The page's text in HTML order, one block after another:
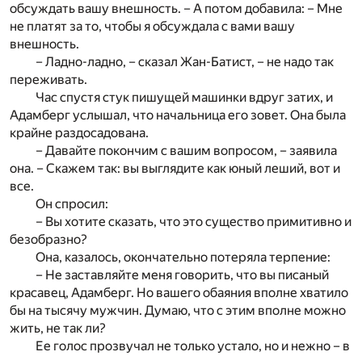
обсуждать вашу внешность. – А потом добавила: – Мне
не платят за то, чтобы я обсуждала с вами вашу
внешность.
– Ладно-ладно, – сказал Жан-Батист, – не надо так
переживать.
Час спустя стук пишущей машинки вдруг затих, и
Адамберг услышал, что начальница его зовет. Она была
крайне раздосадована.
– Давайте покончим с вашим вопросом, – заявила
она. – Скажем так: вы выглядите как юный леший, вот и
все.
Он спросил:
– Вы хотите сказать, что это существо примитивно и
безобразно?
Она, казалось, окончательно потеряла терпение:
– Не заставляйте меня говорить, что вы писаный
красавец, Адамберг. Но вашего обаяния вполне хватило
бы на тысячу мужчин. Думаю, что с этим вполне можно
жить, не так ли?
Ее голос прозвучал не только устало, но и нежно – в